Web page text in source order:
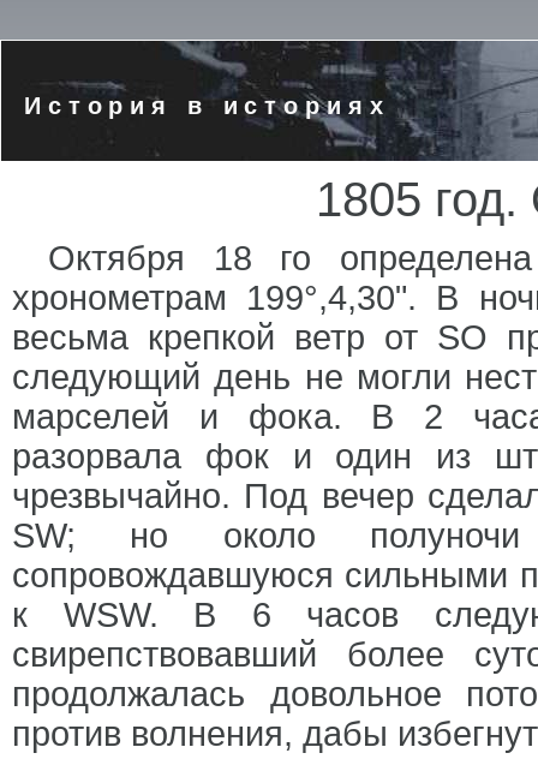
История в историях
1805
Октября 18 го
хронометрам 199°,4,30". В
весьма крепкой ветр от SO
следующий день не могли
марселей и фока. В 2 часа
разорвала фок и один из
чрезвычайно. Под вечер
SW; но около
сопровождавшуюся сильными
к WSW. В 6 часов
свирепствовавший более
продолжалась довольное
против волнения, дабы